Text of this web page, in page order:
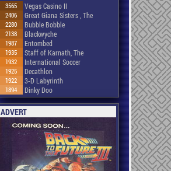
3565 Vegas Casino II
2406 Great Giana Sisters , The
2280 Bubble Bobble
2138 Blackwyche
1987 Entombed
1935 Staff of Karnath, The
1932 International Soccer
1925 Decathlon
1922 3-D Labyrinth
1894 Dinky Doo
ADVERT